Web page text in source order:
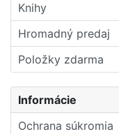
Knihy
Hromadný predaj
Položky zdarma
Informácie
Ochrana súkromia